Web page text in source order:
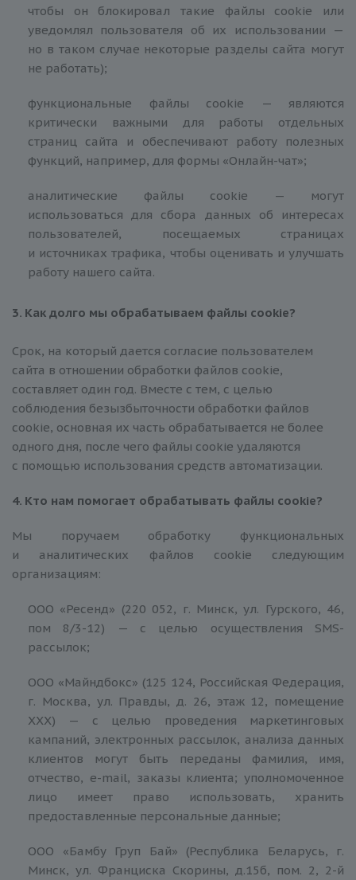
чтобы он блокировал такие файлы сookie или
уведомлял пользователя об их использовании —
но в таком случае некоторые разделы сайта могут
не работать);
функциональные файлы сookie — являются
критически важными для работы отдельных
страниц сайта и обеспечивают работу полезных
функций, например, для формы «Онлайн-чат»;
аналитические файлы сookie — могут
использоваться для сбора данных об интересах
пользователей, посещаемых страницах
и источниках трафика, чтобы оценивать и улучшать
работу нашего сайта.
3. Как долго мы обрабатываем файлы сookie?
Срок, на который дается согласие пользователем
сайта в отношении обработки файлов сookie,
составляет один год. Вместе с тем, с целью
соблюдения безызбыточности обработки файлов
сookie, основная их часть обрабатывается не более
одного дня, после чего файлы сookie удаляются
с помощью использования средств автоматизации.
4. Кто нам помогает обрабатывать файлы сookie?
Мы поручаем обработку функциональных
и аналитических файлов сookie следующим
организациям:
ООО «Ресенд» (220 052, г. Минск, ул. Гурского, 46,
пом 8/3-12) — с целью осуществления SMS-
рассылок;
ООО «Майндбокс» (125 124, Российская Федерация,
г. Москва, ул. Правды, д. 26, этаж 12, помещение
XXX) — с целью проведения маркетинговых
кампаний, электронных рассылок, анализа данных
клиентов могут быть переданы фамилия, имя,
отчество, e-mail, заказы клиента; уполномоченное
лицо имеет право использовать, хранить
предоставленные персональные данные;
ООО «Бамбу Груп Бай» (Республика Беларусь, г.
Минск, ул. Франциска Скорины, д.15б, пом. 2, 2-й